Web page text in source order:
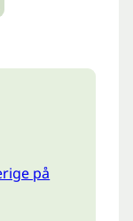
på